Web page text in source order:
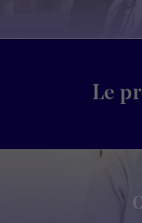
Le